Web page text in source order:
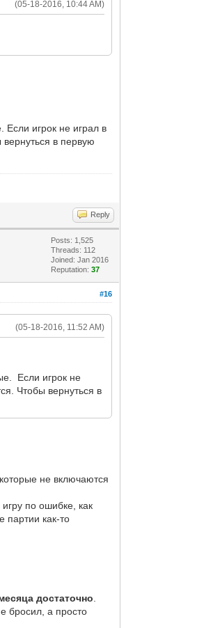
(05-18-2016, 10:44 AM)
Если игрок не играл в
в первую
Reply
Posts: 1,525
Threads: 112
Joined: Jan 2016
Reputation:37
#16
(05-18-2016, 11:52 AM)
Если игрок не
Чтобы вернуться в
не включаются
по ошибке, как
партии как-то
достаточно
бросил, а просто